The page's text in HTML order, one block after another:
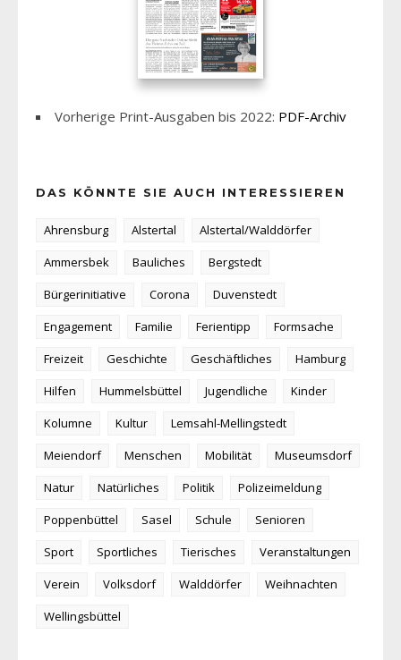
Vorherige Print-Ausgaben bis 2022: PDF-Archiv
DAS KÖNNTE SIE AUCH INTERESSIEREN
Ahrensburg Alstertal
Alstertal/Walddörfer
Ammersbek
Bauliches
Bergstedt
Bürgerinitiative
Corona
Duvenstedt
Engagement
Familie Ferientipp
Formsache
Freizeit
Geschichte Geschäftliches
Hamburg
Hilfen
Hummelsbüttel Jugendliche
Kinder
Kolumne
Kultur
Lemsahl-Mellingstedt
Meiendorf
Menschen Mobilität
Museumsdorf
Natur
Natürliches Politik
Polizeimeldung
Poppenbüttel
Sasel Schule
Senioren
Sport
Sportliches Tierisches
Veranstaltungen
Verein
Volksdorf Walddörfer
Weihnachten
Wellingsbüttel